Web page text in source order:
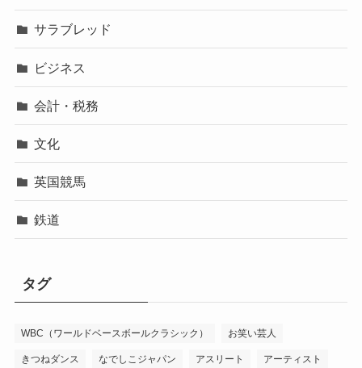
サラブレッド
ビジネス
会計・税務
文化
英国競馬
鉄道
タグ
WBC（ワールドベースボールクラシック） お笑い芸人
きつねダンス なでしこジャパン アスリート アーティスト